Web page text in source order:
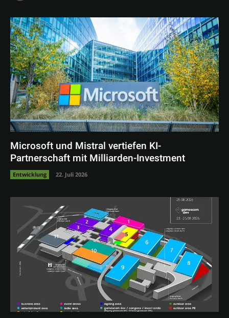
Microsoft und Mistral vertiefen KI-
Partnerschaft mit Milliarden-Investment
Entwicklung 22. Juli 2026